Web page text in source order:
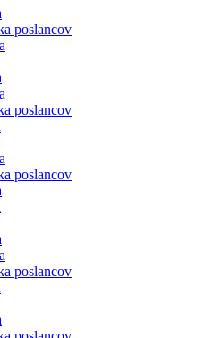
poslancov
poslancov
poslancov
poslancov